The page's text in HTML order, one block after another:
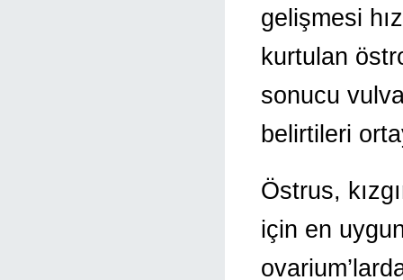
gelişmesi
kurtulan
sonucu
belirtileri
Östrus,
için en